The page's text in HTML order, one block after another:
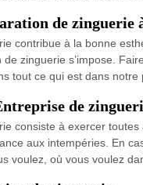
de zinguerie
contribue à la bonne
de zinguerie s’impose.
tout ce qui est dans
de
consiste à exercer
aux intempéries. En
voulez, où vous voulez